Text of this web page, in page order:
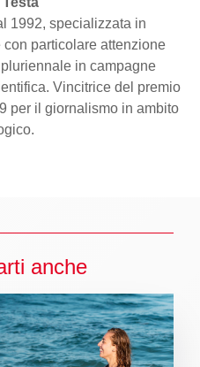
1992, specializzata in
particolare attenzione
in campagne
Vincitrice del premio
per il giornalismo in ambito
anche